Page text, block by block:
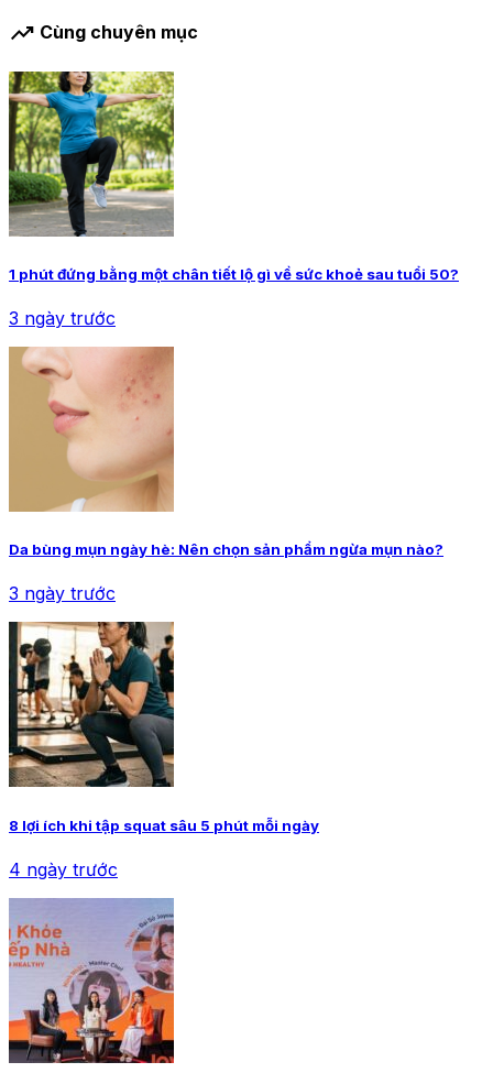
trending_up Cùng chuyên mục
1 phút đứng bằng một chân tiết lộ gì về sức khoẻ sau tuổi 50?
3 ngày trước
Da bùng mụn ngày hè: Nên chọn sản phẩm ngừa mụn nào?
3 ngày trước
8 lợi ích khi tập squat sâu 5 phút mỗi ngày
4 ngày trước